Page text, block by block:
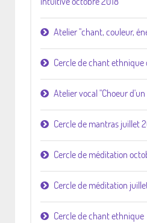
Atelier "chant, couleur,
Cercle de chant ethnique
Atelier vocal "Choeur
Cercle de mantras juillet
Cercle de méditation
Cercle de méditation
Cercle de chant ethnique